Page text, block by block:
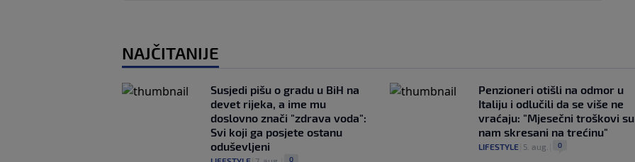
NAJČITANIJE
Susjedi pišu o gradu u BiH na
devet rijeka, a ime mu
doslovno znači "zdrava voda":
Svi koji ga posjete ostanu
oduševljeni
0
Penzioneri otišli na odmor u
Italiju i odlučili da se više ne
vraćaju: "Mjesečni troškovi su
nam skresani na trećinu"
LIFESTYLE| 5. aug. 0